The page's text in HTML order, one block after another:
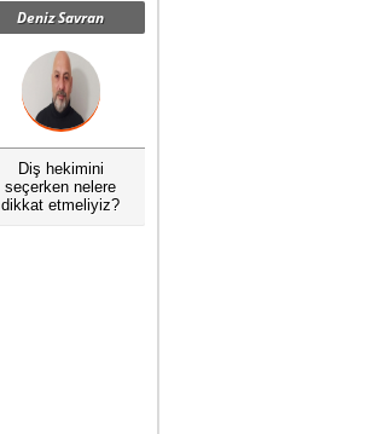
Deniz Savran
Diş hekimini
seçerken nelere
dikkat etmeliyiz?